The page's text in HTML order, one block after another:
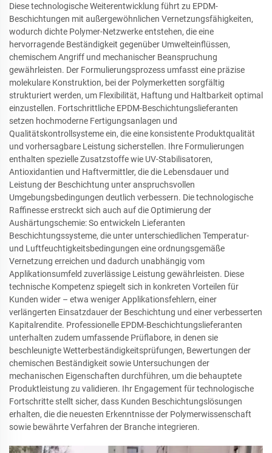
Diese technologische Weiterentwicklung führt zu EPDM-
Beschichtungen mit außergewöhnlichen Vernetzungsfähigkeiten,
wodurch dichte Polymer-Netzwerke entstehen, die eine
hervorragende Beständigkeit gegenüber Umwelteinflüssen,
chemischem Angriff und mechanischer Beanspruchung
gewährleisten. Der Formulierungsprozess umfasst eine präzise
molekulare Konstruktion, bei der Polymerketten sorgfältig
strukturiert werden, um Flexibilität, Haftung und Haltbarkeit optimal
einzustellen. Fortschrittliche EPDM-Beschichtungslieferanten
setzen hochmoderne Fertigungsanlagen und
Qualitätskontrollsysteme ein, die eine konsistente Produktqualität
und vorhersagbare Leistung sicherstellen. Ihre Formulierungen
enthalten spezielle Zusatzstoffe wie UV-Stabilisatoren,
Antioxidantien und Haftvermittler, die die Lebensdauer und
Leistung der Beschichtung unter anspruchsvollen
Umgebungsbedingungen deutlich verbessern. Die technologische
Raffinesse erstreckt sich auch auf die Optimierung der
Aushärtungschemie: So entwickeln Lieferanten
Beschichtungssysteme, die unter unterschiedlichen Temperatur-
und Luftfeuchtigkeitsbedingungen eine ordnungsgemäße
Vernetzung erreichen und dadurch unabhängig vom
Applikationsumfeld zuverlässige Leistung gewährleisten. Diese
technische Kompetenz spiegelt sich in konkreten Vorteilen für
Kunden wider – etwa weniger Applikationsfehlern, einer
verlängerten Einsatzdauer der Beschichtung und einer verbesserten
Kapitalrendite. Professionelle EPDM-Beschichtungslieferanten
unterhalten zudem umfassende Prüflabore, in denen sie
beschleunigte Wetterbeständigkeitsprüfungen, Bewertungen der
chemischen Beständigkeit sowie Untersuchungen der
mechanischen Eigenschaften durchführen, um die behauptete
Produktleistung zu validieren. Ihr Engagement für technologische
Fortschritte stellt sicher, dass Kunden Beschichtungslösungen
erhalten, die die neuesten Erkenntnisse der Polymerwissenschaft
sowie bewährte Verfahren der Branche integrieren.